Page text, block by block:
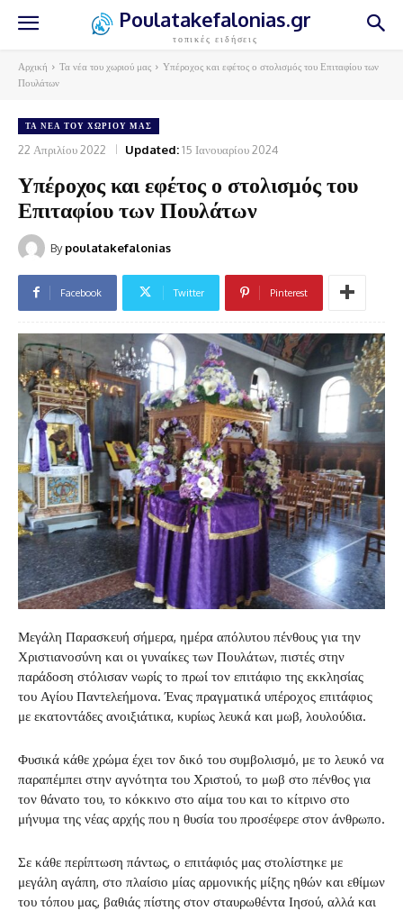
Poulatakefalonias.gr
τοπικές ειδήσεις
Αρχική Τα νέα του χωριού μας
Υπέροχος και εφέτος ο στολισμός του Επιταφίου των
Πουλάτων
ΤΑ ΝΈΑ ΤΟΥ ΧΩΡΙΟΎ ΜΑΣ
22 Απριλίου 2022 Updated:15 Ιανουαρίου 2024
Υπέροχος και εφέτος ο στολισμός του
Επιταφίου των Πουλάτων
By poulatakefalonias
Facebook Twitter Pinterest
Μεγάλη Παρασκευή σήμερα, ημέρα απόλυτου πένθους για την
Χριστιανοσύνη και οι γυναίκες των Πουλάτων, πιστές στην
παράδοση στόλισαν νωρίς το πρωί τον επιτάφιο της εκκλησίας
του Αγίου Παντελεήμονα. Ένας πραγματικά υπέροχος επιτάφιος
με εκατοντάδες ανοιξιάτικα, κυρίως λευκά και μωβ, λουλούδια.
Φυσικά κάθε χρώμα έχει τον δικό του συμβολισμό, με το λευκό να
παραπέμπει στην αγνότητα του Χριστού, το μωβ στο πένθος για
τον θάνατο του, το κόκκινο στο αίμα του και το κίτρινο στο
μήνυμα της νέας αρχής που η θυσία του προσέφερε στον άνθρωπο.
Σε κάθε περίπτωση πάντως, ο επιτάφιός μας στολίστηκε με
μεγάλη αγάπη, στο πλαίσιο μίας αρμονικής μίξης ηθών και εθίμων
του τόπου μας, βαθιάς πίστης στον σταυρωθέντα Ιησού, αλλά και